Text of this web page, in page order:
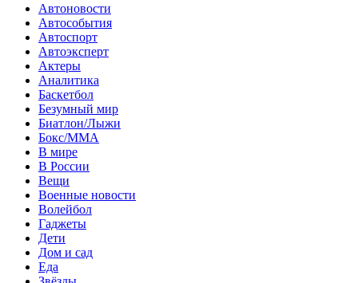
Автоновости
Автособытия
Автоспорт
Автоэксперт
Актеры
Аналитика
Баскетбол
Безумный мир
Биатлон/Лыжи
Бокс/MMA
В мире
В России
Вещи
Военные новости
Волейбол
Гаджеты
Дети
Дом и сад
Еда